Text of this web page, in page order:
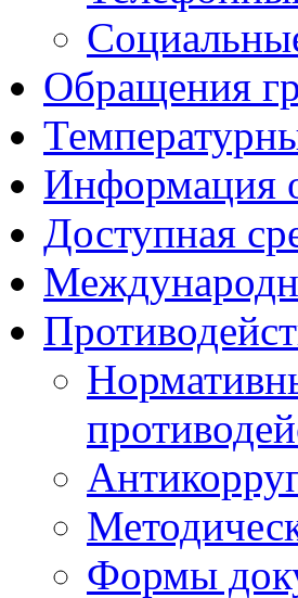
Обращения
Информация
Доступная
Формы